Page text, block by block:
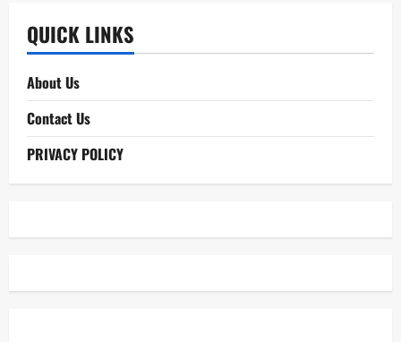
QUICK LINKS
About Us
Contact Us
PRIVACY POLICY